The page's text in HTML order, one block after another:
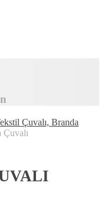
Çuvalı, Branda
Çuvalı